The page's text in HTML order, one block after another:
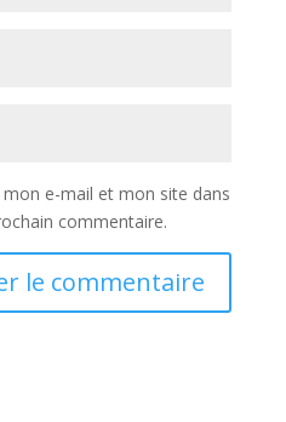
e-mail et mon site dans
commentaire.